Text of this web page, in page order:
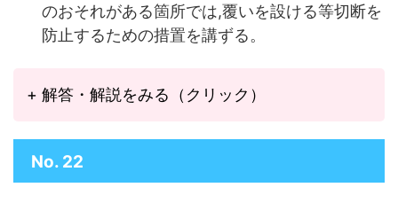
のおそれがある箇所では,覆いを設ける等切断を
防止するための措置を講ずる。
+ 解答・解説をみる（クリック）
No. 22